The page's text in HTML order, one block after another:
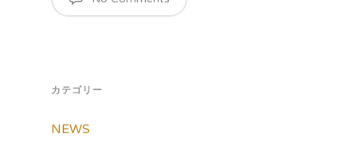
カテゴリー
NEWS